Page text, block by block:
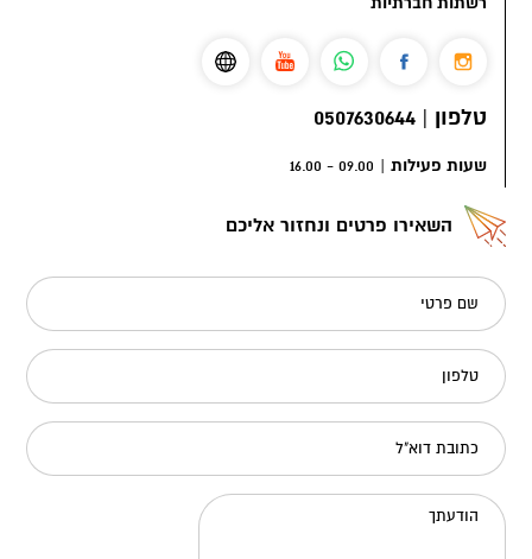
טלפון |
0507630644
שעות פעילות |
09.00 - 16.00
השאירו פרטים ונחזור אליכם
שם פרטי
טלפון
כתובת דוא"ל
הודעתך